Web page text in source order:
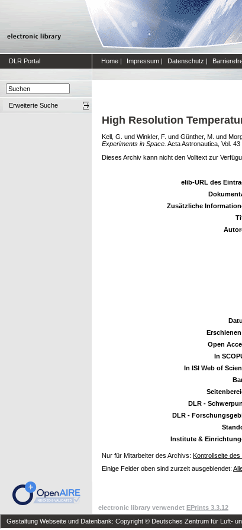
DLR Portal Home | Impressum | Datenschutz |
Erweiterte Suche
High Resolution
Kell, G. und Winkler, F. und Günther, M. und
Experiments in Space. Acta Astronautica, Vol.
Dieses Archiv kann nicht den Volltext zur
elib-URL des
Zusätzliche
Open
In
In ISI Web of
DLR -
DLR -
Institute &
Nur für Mitarbeiter des Archivs: Kontrollseite des
Einige Felder oben sind zurzeit ausgeblendet:
electronic library verwendet EPrints 3.3.12
Gestaltung Webseite und Datenbank: Copyright © Deutsches Zentrum für Luft-